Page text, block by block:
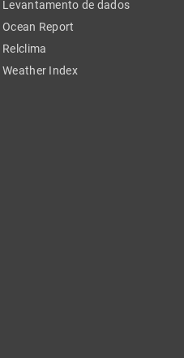
Levantamento de dados
Ocean Report
Relclima
Weather Index